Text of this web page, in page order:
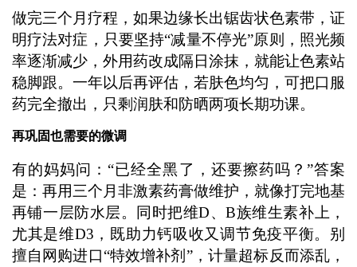
做完三个月疗程，如果边缘长出锯齿状色素带，证
明疗法对症，只要坚持“减量不停光”原则，照光频
率逐渐减少，外用药改成隔日涂抹，就能让色素站
稳脚跟。一年以后再评估，若肤色均匀，可把口服
药完全撤出，只剩润肤和防晒两项长期功课。
再巩固也需要的微调
有的妈妈问：“已经全黑了，还要擦药吗？”答案
是：再用三个月非激素药膏做维护，就像打完地基
再铺一层防水层。同时把维D、B族维生素补上，
尤其是维D3，既助力钙吸收又调节免疫平衡。别
擅自网购进口“特效增补剂”，计量超标反而添乱，